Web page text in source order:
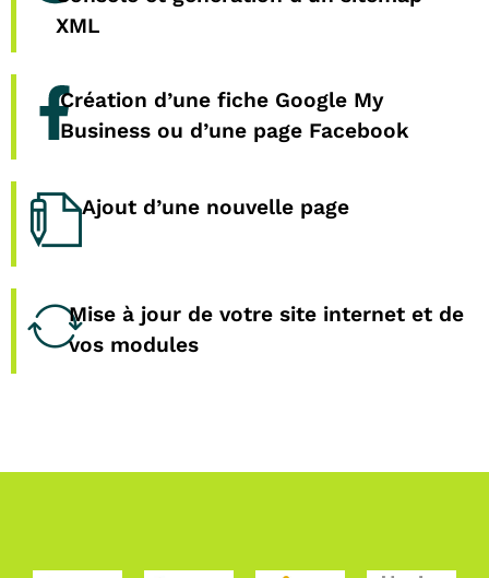
XML
Création d’une fiche Google My
Business ou d’une page Facebook
Ajout d’une nouvelle page
Mise à jour de votre site internet et de
vos modules